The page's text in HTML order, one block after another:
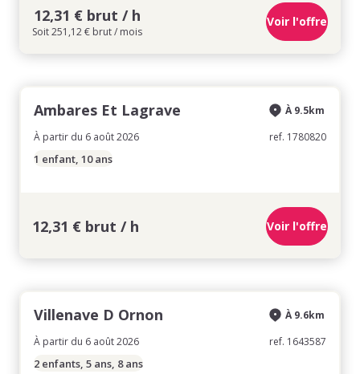
12,31 € brut / h
Soit 251,12 € brut / mois
Voir l'offre
Ambares Et Lagrave
À partir du 6 août 2026
À 9.5km
ref. 1780820
1 enfant, 10 ans
12,31 € brut / h Voir l'offre
Villenave D Ornon
À partir du 6 août 2026
À 9.6km
ref. 1643587
2 enfants, 5 ans, 8 ans